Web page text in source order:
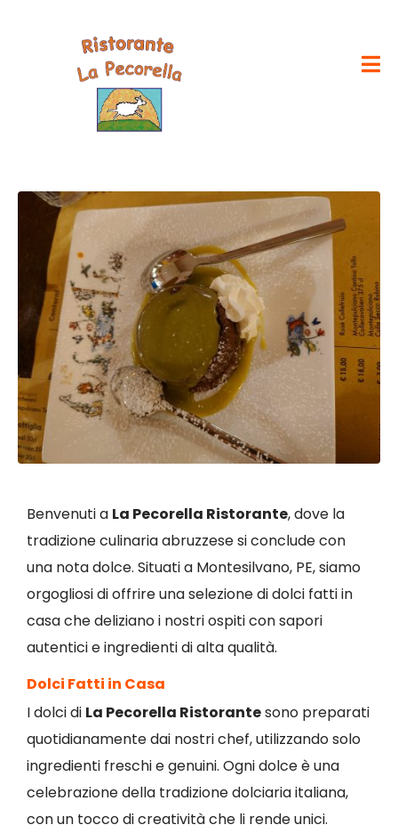
Benvenuti a La Pecorella Ristorante, dove la
tradizione culinaria abruzzese si conclude con
una nota dolce. Situati a Montesilvano, PE, siamo
orgogliosi di offrire una selezione di dolci fatti in
casa che deliziano i nostri ospiti con sapori
autentici e ingredienti di alta qualità.
Dolci Fatti in Casa
I dolci di La Pecorella Ristorantesono preparati
quotidianamente dai nostri chef, utilizzando solo
ingredienti freschi e genuini. Ogni dolce è una
celebrazione della tradizione dolciaria italiana,
con un tocco di creatività che li rende unici.